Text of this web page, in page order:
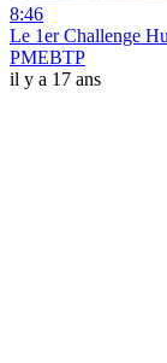
8:46
Le 1er Challenge
PMEBTP
il y a 17 ans